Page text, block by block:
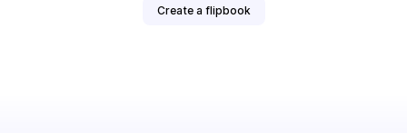
Create a flipbook